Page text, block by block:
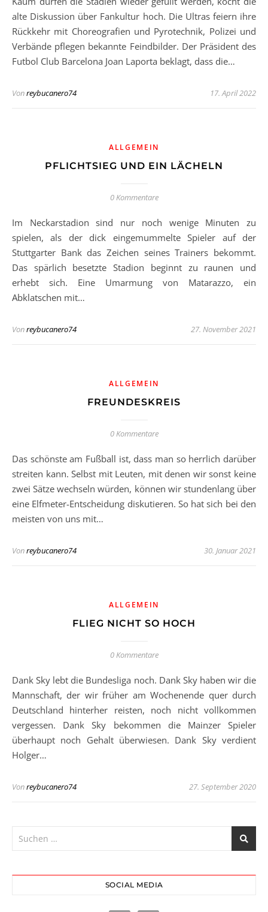
alte Diskussion über Fankultur hoch. Die Ultras feiern ihre
Rückkehr mit Choreografien und Pyrotechnik, Polizei und
Verbände pflegen bekannte Feindbilder. Der Präsident des
Futbol Club Barcelona Joan Laporta beklagt, dass die…
Vonreybucanero74 17. April 2022
ALLGEMEIN
PFLICHTSIEG UND EIN LÄCHELN
0 Kommentare
Im Neckarstadion sind nur noch wenige Minuten zu
spielen, als der dick eingemummelte Spieler auf der
Stuttgarter Bank das Zeichen seines Trainers bekommt.
Das spärlich besetzte Stadion beginnt zu raunen und
erhebt sich. Eine Umarmung von Matarazzo, ein
Abklatschen mit…
Vonreybucanero74 27. November 2021
ALLGEMEIN
FREUNDESKREIS
0 Kommentare
Das schönste am Fußball ist, dass man so herrlich darüber
streiten kann. Selbst mit Leuten, mit denen wir sonst keine
zwei Sätze wechseln würden, können wir stundenlang über
eine Elfmeter-Entscheidung diskutieren. So hat sich bei den
meisten von uns mit…
Vonreybucanero74 30. Januar 2021
ALLGEMEIN
FLIEG NICHT SO HOCH
0 Kommentare
Dank Sky lebt die Bundesliga noch. Dank Sky haben wir die
Mannschaft, der wir früher am Wochenende quer durch
Deutschland hinterher reisten, noch nicht vollkommen
vergessen. Dank Sky bekommen die Mainzer Spieler
überhaupt noch Gehalt überwiesen. Dank Sky verdient
Holger…
Vonreybucanero74 27. September 2020
SOCIAL MEDIA